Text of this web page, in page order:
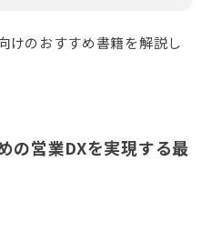
けのおすすめ書籍を解説し
営業DXを実現する最